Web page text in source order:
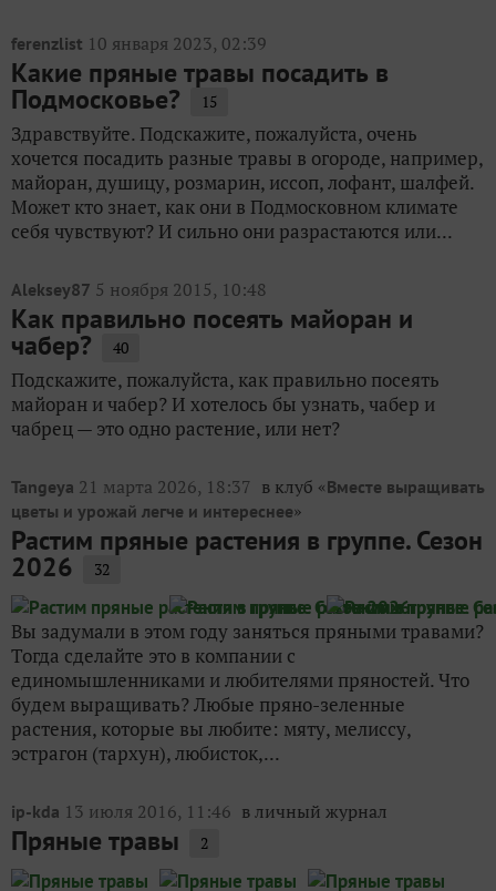
ferenzlist 10 января 2023, 02:39
Какие пряные травы посадить в
Подмосковье? 15
Здравствуйте. Подскажите, пожалуйста, очень
хочется посадить разные травы в огороде, например,
майоран, душицу, розмарин, иссоп, лофант, шалфей.
Может кто знает, как они в Подмосковном климате
себя чувствуют? И сильно они разрастаются или...
Aleksey87 5 ноября 2015, 10:48
Как правильно посеять майоран и
чабер? 40
Подскажите, пожалуйста, как правильно посеять
майоран и чабер? И хотелось бы узнать, чабер и
чабрец — это одно растение, или нет?
Tangeya 21 марта 2026, 18:37 в клуб «Вместе выращивать
цветы и урожай легче и интереснее»
Растим пряные растения в группе. Сезон
2026 32
Вы задумали в этом году заняться пряными травами?
Тогда сделайте это в компании с
единомышленниками и любителями пряностей. Что
будем выращивать? Любые пряно-зеленные
растения, которые вы любите: мяту, мелиссу,
эстрагон (тархун), любисток,...
ip-kda 13 июля 2016, 11:46 в личный журнал
Пряные травы 2